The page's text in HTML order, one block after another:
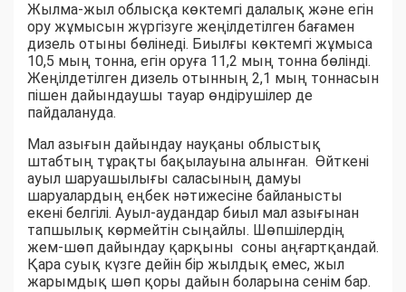
Жылма-жыл облысқа көктемгі далалық және егін
ору жұмысын жүргізуге жеңілдетілген бағамен
дизель отыны бөлінеді. Биылғы көктемгі жұмыса
10,5 мың тонна, егін оруға 11,2 мың тонна бөлінді.
Жеңілдетілген дизель отынның 2,1 мың тоннасын
пішен дайындаушы тауар өндірушілер де
пайдалануда.
Мал азығын дайындау науқаны облыстық
штабтың тұрақты бақылауына алынған. Өйткені
ауыл шаруашылығы саласының дамуы
шаруалардың еңбек нәтижесіне байланысты
екені белгілі. Ауыл-аудандар биыл мал азығынан
тапшылық көрмейтін сыңайлы. Шөпшілердің
жем-шөп дайындау қарқыны соны аңғартқандай.
Қара суық күзге дейін бір жылдық емес, жыл
жарымдық шөп қоры дайын боларына сенім бар.